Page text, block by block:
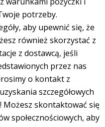
potrzeby.
aby upewnić się, że
również skorzystać z
z dostawcą, jeśli
przez nas
o kontakt z
szczegółowych
Możesz skontaktować się
społecznościowych, aby